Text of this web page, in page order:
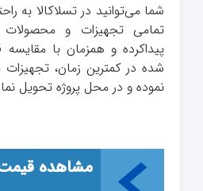
شما می‌توانید در تسلاکالا به
تمامی تجهیزات و
پیداکرده و همزمان با
شده در کمترین زمان، تجهیزات
نموده و در محل پروژه تحویل
مشاهده